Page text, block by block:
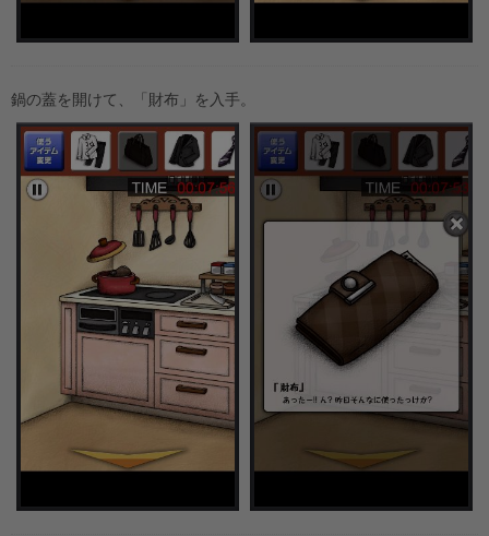
鍋の蓋を開けて、「財布」を入手。